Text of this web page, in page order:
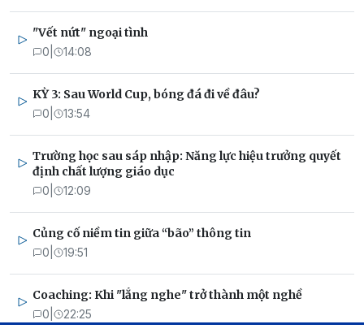
"Vết nứt" ngoại tình
0 14:08
KỲ 3: Sau World Cup, bóng đá đi về đâu?
0 13:54
Trường học sau sáp nhập: Năng lực hiệu trưởng quyết
định chất lượng giáo dục
0 12:09
Củng cố niềm tin giữa “bão” thông tin
0 19:51
Coaching: Khi "lắng nghe" trở thành một nghề
0 22:25